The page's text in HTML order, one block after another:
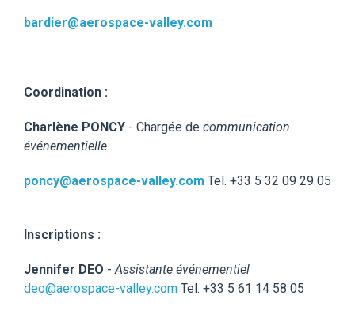
bardier@aerospace-valley.com
Coordination :
Charlène PONCY - Chargée de communication
événementielle
poncy@aerospace-valley.com Tel. +33 5 32 09 29 05
Inscriptions :
Jennifer DEO - Assistante événementiel
deo@aerospace-valley.com Tel. +33 5 61 14 58 05